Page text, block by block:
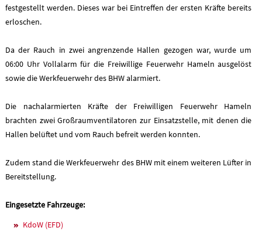
festgestellt werden. Dieses war bei Eintreffen der ersten Kräfte bereits
erloschen.
Da der Rauch in zwei angrenzende Hallen gezogen war, wurde um
06:00 Uhr Vollalarm für die Freiwillige Feuerwehr Hameln ausgelöst
sowie die Werkfeuerwehr des BHW alarmiert.
Die nachalarmierten Kräfte der Freiwilligen Feuerwehr Hameln
brachten zwei Großraumventilatoren zur Einsatzstelle, mit denen die
Hallen belüftet und vom Rauch befreit werden konnten.
Zudem stand die Werkfeuerwehr des BHW mit einem weiteren Lüfter in
Bereitstellung.
Eingesetzte Fahrzeuge:
KdoW (EFD)